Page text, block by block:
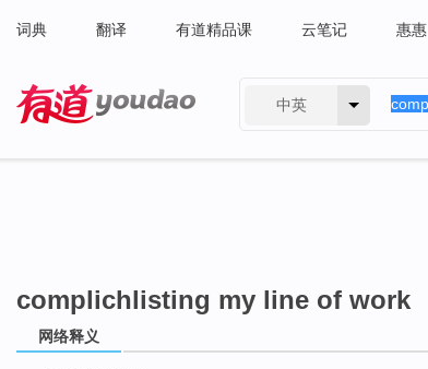
词典 翻译 有道精品课 云笔记 惠惠
中英
complichlisting my line of work
网络释义